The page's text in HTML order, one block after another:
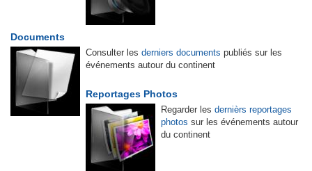
Documents
Consulter les derniers documents publiés sur les
événements autour du continent
Reportages Photos
Regarder les dernièrs reportages
photos sur les événements autour
du continent